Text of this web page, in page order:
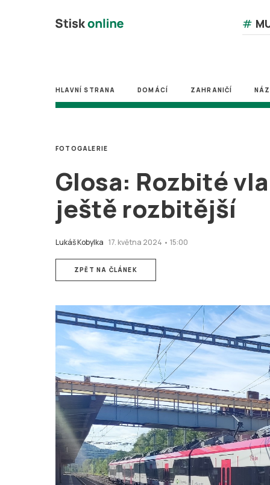
#
HLAVNÍ STRANA DOMÁCÍ ZAHRANIČÍ
Glosa: Rozbité
ještě rozbitější
Lukáš Kobylka 17. května 2024 • 15:00
FOTOGALERIE
ZPĚT NA ČLÁNEK